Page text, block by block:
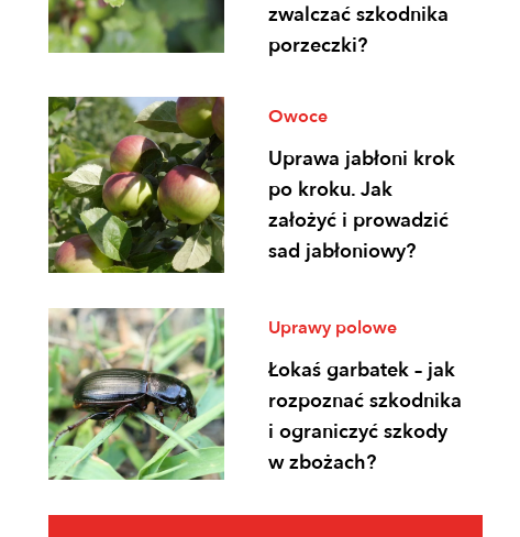
zwalczać szkodnika
porzeczki?
Owoce
Uprawa jabłoni krok
po kroku. Jak
założyć i prowadzić
sad jabłoniowy?
Uprawy polowe
Łokaś garbatek – jak
rozpoznać szkodnika
i ograniczyć szkody
w zbożach?